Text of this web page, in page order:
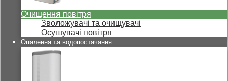
Очищення повітря
Зволожувачі та очищувачі
Осушувачі повітря
Опалення та водопостачання